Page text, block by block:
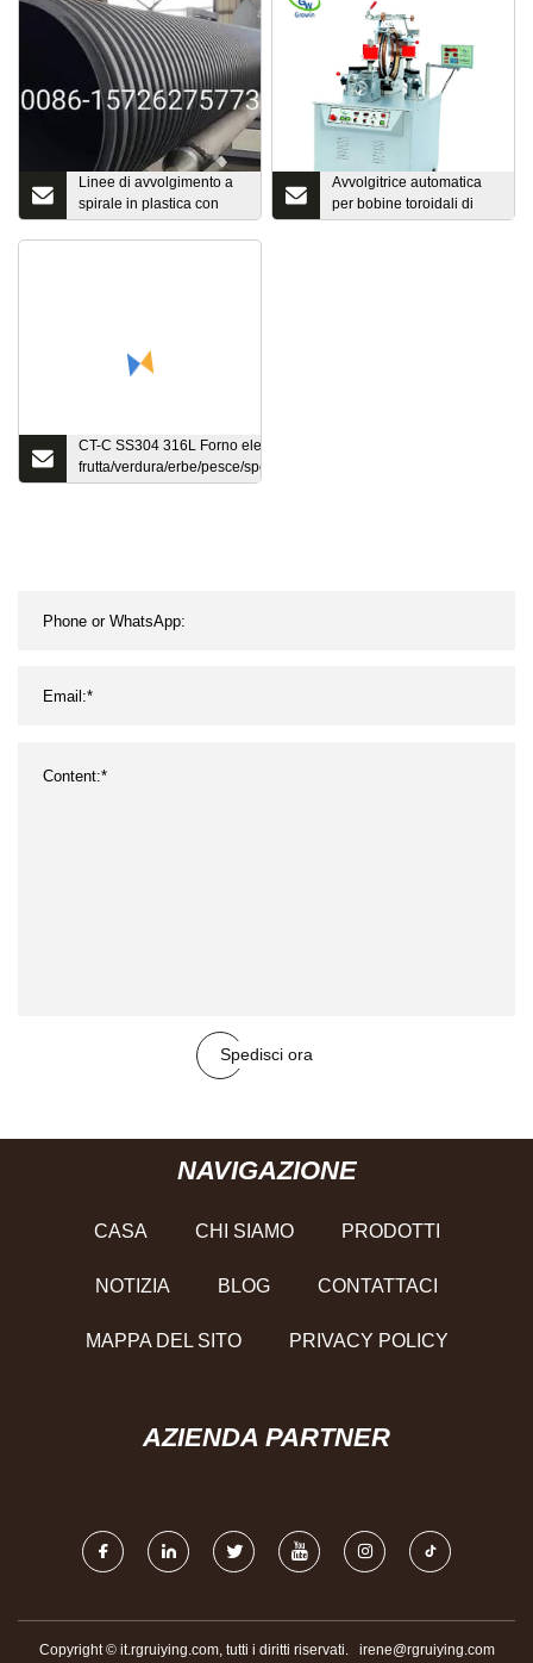
Linee di avvolgimento a
spirale in plastica con
pareti profilate per
Avvolgitrice automatica
per bobine toroidali di
grandi dimensioni (serie
CT-C SS304 316L Forno elettrico industriale sottovuoto per
frutta/verdura/erbe/pesce/spezie/fiori/aglio/essiccatore/forno
di essiccazione a circolazione di aria calda per alimenti
Spedisci ora
NAVIGAZIONE
CASA CHI SIAMO PRODOTTI
NOTIZIA BLOG CONTATTACI
MAPPA DEL SITO PRIVACY POLICY
AZIENDA PARTNER
Copyright © it.rgruiying.com, tutti i diritti riservati. irene@rgruiying.com